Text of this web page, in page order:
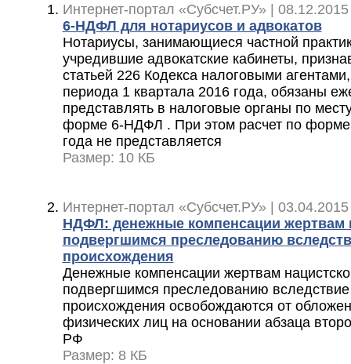
Интернет-портал «Субсчет.РУ» |
6-НДФЛ для нотариусов и адвокатов
Нотариусы, занимающиеся частной
учредившие адвокатские кабинеты,
статьей 226 Кодекса налоговыми
периода 1 квартала 2016 года, обязаны
представлять в налоговые органы по
форме 6-НДФЛ . При этом расчет по
года не представляется
Размер: 10 КБ
Интернет-портал «Субсчет.РУ» |
НДФЛ: денежные компенсации жертвам
подвергшимся преследованию
происхождения
Денежные компенсации жертвам
подвергшимся преследованию вследствие
происхождения освобождаются от
физических лиц на основании абзаца
РФ
Размер: 8 КБ